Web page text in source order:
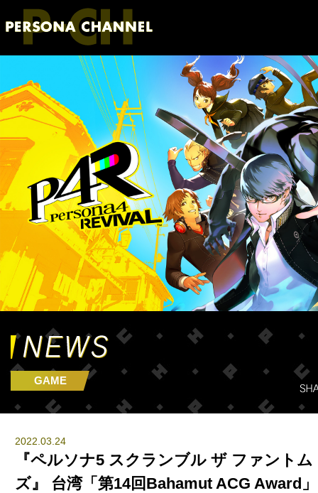
GAME
2022.03.24
『ペルソナ5 スクランブル ザ ファント
ズ』 台湾「第14回Bahamut ACG Award